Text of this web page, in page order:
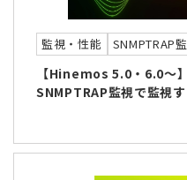
監視・性能 SNMPTRAP
【Hinemos 5.0・6.0～
SNMPTRAP監視で監視